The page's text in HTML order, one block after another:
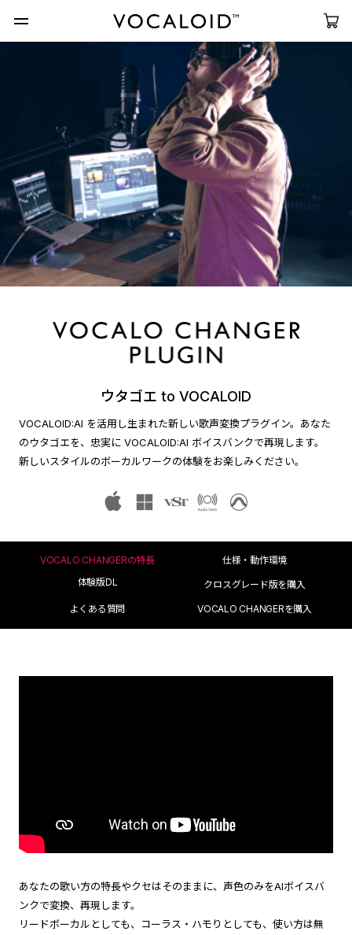
ウタゴエ to VOCALOID
VOCALOID:AI を活用し生まれた新しい歌声変換プラグイン。 あなた
のウタゴエを、忠実に VOCALOID:AI ボイスバンクで再現します。
新しいスタイルのボーカルワークの体験をお楽しみください。
VOCALO CHANGERの特長
仕様・動作環境
体験版DL
クロスグレード版を購入
よくある質問 VOCALO CHANGERを購入
あなたの歌い方の特長やクセはそのままに、声色のみをAIボイスバ
ンクで変換、再現します。
リードボーカルとしても、コーラス・ハモりとしても、使い方は無